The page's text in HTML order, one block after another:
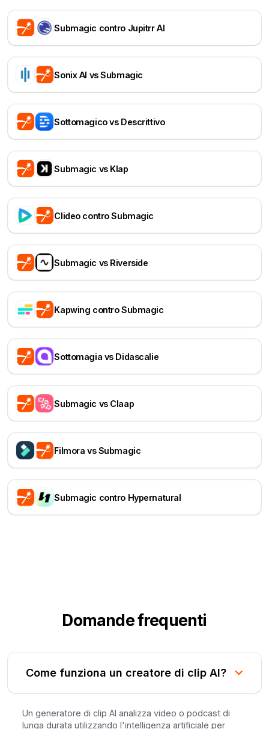
Submagic contro Jupitrr AI
Sonix AI vs Submagic
Sottomagico vs Descrittivo
Submagic vs Klap
Clideo contro Submagic
Submagic vs Riverside
Kapwing contro Submagic
Sottomagia vs Didascalie
Submagic vs Claap
Filmora vs Submagic
Submagic contro Hypernatural
Domande frequenti
Come funziona un creatore di clip AI?
Un generatore di clip AI analizza video o podcast di
lunga durata utilizzando l'intelligenza artificiale per